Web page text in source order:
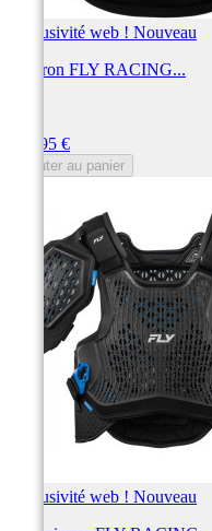
Exclusivité web ! Nouveau
Plastron FLY RACING...
189,95 €
Ajouter au panier
Exclusivité web ! Nouveau